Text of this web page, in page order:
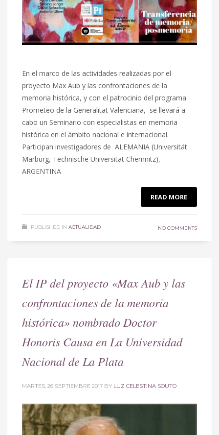
En el marco de las actividades realizadas por el
proyecto Max Aub y las confrontaciones de la
memoria histórica, y con el patrocinio del programa
Prometeo de la Generalitat Valenciana, se llevará a
cabo un Seminario con especialistas en memoria
histórica en el ámbito nacional e internacional.
Participan investigadores de ALEMANIA (Universität
Marburg, Technische Universität Chemnitz),
ARGENTINA
READ MORE
PUBLISHED IN ACTUALIDAD NO COMMENTS
El IP del proyecto «Max Aub y las
confrontaciones de la memoria
histórica» nombrado Doctor
Honoris Causa en La Universidad
Nacional de La Plata
MARTES, 26 SEPTIEMBRE 2017 BY LUZ CELESTINA SOUTO